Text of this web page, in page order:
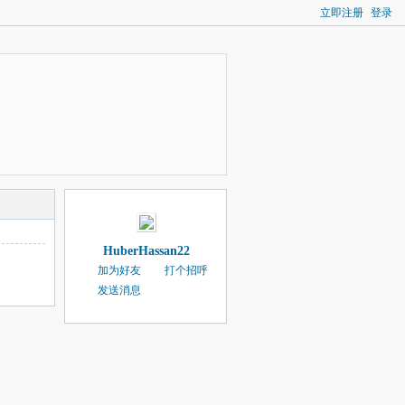
立即注册 登录
HuberHassan22
加为好友
打个招呼
发送消息